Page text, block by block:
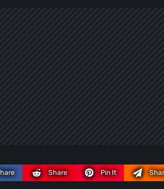
Share Pin It